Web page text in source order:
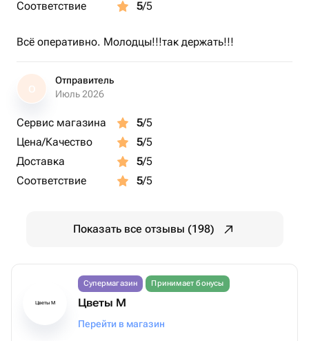
Соответствие 5/5
Всё оперативно. Молодцы!!!так держать!!!
О
Отправитель
Июль 2026
Сервис магазина 5/5
Цена/Качество
5/5
Доставка
5/5
Соответствие
5/5
Показать все отзывы (198)
Цветы М
Супермагазин Принимает бонусы
Цветы М
Перейти в магазин